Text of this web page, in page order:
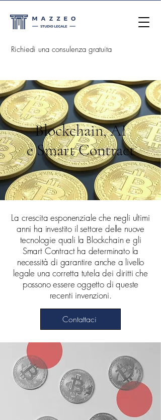
Richiedi una consulenza gratuita
Blockchain, AI
e Smart Contract
La crescita esponenziale che negli ultimi
anni ha investito il settore delle nuove
tecnologie quali la Blockchain e gli
Smart Contract ha determinato la
necessità di garantire anche a livello
legale una corretta tutela dei diritti che
possono essere oggetto di queste
recenti invenzioni.
Contattaci